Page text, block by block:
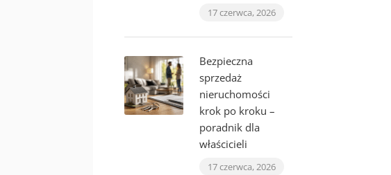
17 czerwca, 2026
Bezpieczna
sprzedaż
nieruchomości
krok po kroku –
poradnik dla
właścicieli
17 czerwca, 2026